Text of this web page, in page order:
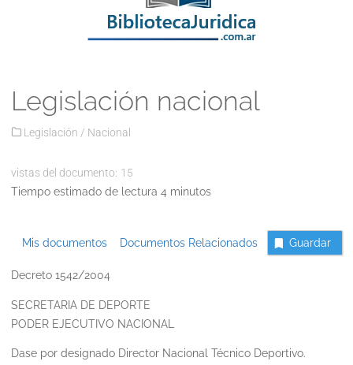
Legislación nacional
Legislación / Nacional
vistas del documento: 15
Tiempo estimado de lectura 4 minutos
Mis documentos Documentos Relacionados Guardar
Decreto 1542/2004
SECRETARIA DE DEPORTE
PODER EJECUTIVO NACIONAL
Dase por designado Director Nacional Técnico Deportivo.